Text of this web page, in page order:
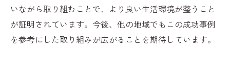
いながら取り組むことで、より良い生活環境が整うこと
が証明されています。今後、他の地域でもこの成功事例
を参考にした取り組みが広がることを期待しています。